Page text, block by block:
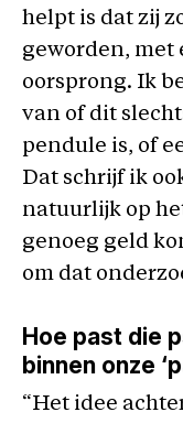
helpt is dat zij
geworden, met
oorsprong. Ik
van of dit
pendule is, of
Dat schrijf ik
natuurlijk op
genoeg geld
om dat
Hoe past die
binnen onze
“Het idee